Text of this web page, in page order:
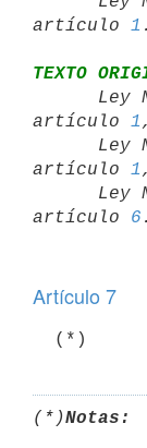
artículo 1
TEXTO
artículo 1 ,
artículo 1 ,
artículo 6
Artículo 7
  (*)
(*)Notas: